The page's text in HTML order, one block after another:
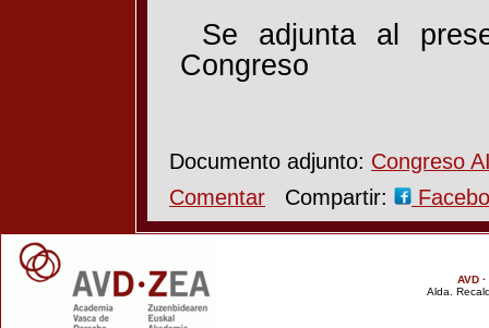
Se adjunta al
Congreso
Documento adjunto: Congreso
Comentar
Compartir:
AVD
Alda.